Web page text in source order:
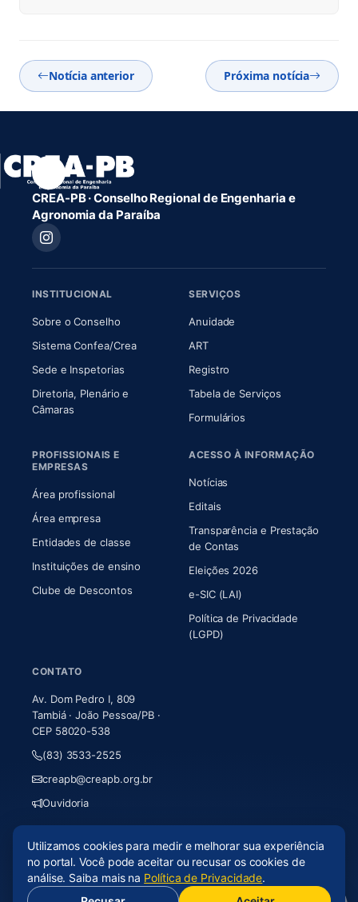
Notícia anterior Próxima notícia
CREA-PB · Conselho Regional de Engenharia e
Agronomia da Paraíba
INSTITUCIONAL
Sobre o Conselho(abre em nova aba)
Sistema Confea/Crea(abre em nova aba)
Sede e Inspetorias
Diretoria, Plenário e
Câmaras(abre em nova aba)
SERVIÇOS
Anuidade
ART(abre em nova aba)
Registro
Tabela de Serviços
Formulários
PROFISSIONAIS E
EMPRESAS
Área profissional
Área empresa
Entidades de classe
Instituições de ensino
Clube de Descontos
ACESSO À INFORMAÇÃO
Notícias
Editais
Transparência e Prestação
de Contas
Eleições 2026
e-SIC (LAI)
Política de Privacidade
(LGPD)
CONTATO
Av. Dom Pedro I, 809
Tambiá · João Pessoa/PB ·
CEP 58020-538
(83) 3533-2525
creapb@creapb.org.br
Ouvidoria
© 2026 CREA-PB · Todos os direitos reservados
Acessibilidade
Mapa do site· LGPD
Utilizamos cookies para medir e melhorar sua experiência
no portal. Você pode aceitar ou recusar os cookies de
análise. Saiba mais na Política de Privacidade.